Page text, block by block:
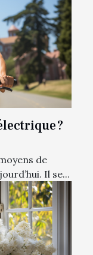
?
de
Il se...